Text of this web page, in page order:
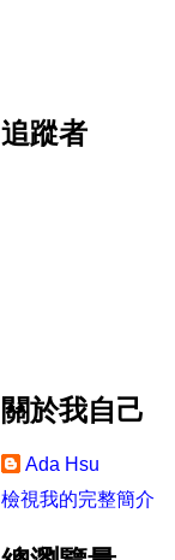
追蹤者
關於我自己
Ada Hsu
檢視我的完整簡介